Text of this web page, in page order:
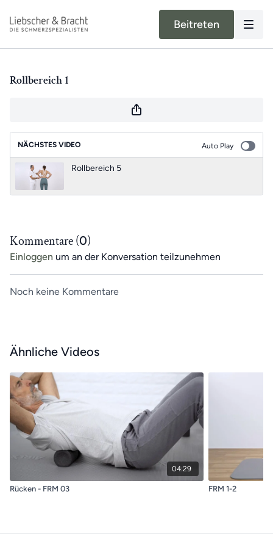
Beitreten
Rollbereich 1
NÄCHSTES VIDEO Auto Play
Rollbereich 5
Kommentare (0)
Einloggen um an der Konversation teilzunehmen
Noch keine Kommentare
Ähnliche Videos
04:29
Rücken - FRM 03 FRM 1-2